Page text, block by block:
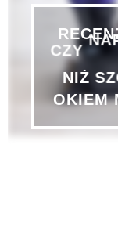
CZY
NIŻ
OKIEM